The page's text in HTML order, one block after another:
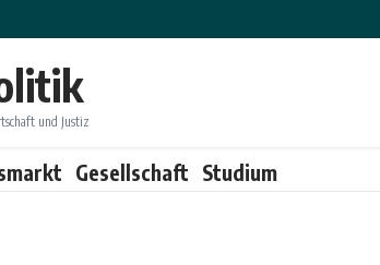
und Justiz
Gesellschaft Studium